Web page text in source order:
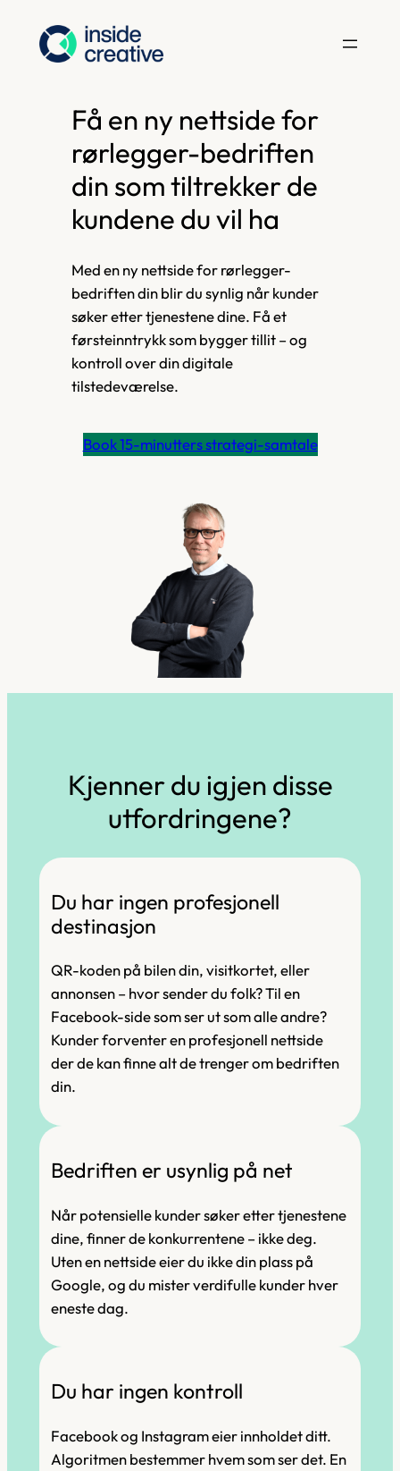
innhold
Få en ny nettside for
rørlegger-bedriften
din som tiltrekker de
kundene du vil ha
Med en ny nettside for rørlegger-
bedriften din blir du synlig når kunder
søker etter tjenestene dine. Få et
førsteinntrykk som bygger tillit – og
kontroll over din digitale
tilstedeværelse.
Book 15-minutters strategi-samtale
Kjenner du igjen disse
utfordringene?
Du har ingen profesjonell
destinasjon
QR-koden på bilen din, visitkortet, eller
annonsen – hvor sender du folk? Til en
Facebook-side som ser ut som alle andre?
Kunder forventer en profesjonell nettside
der de kan finne alt de trenger om bedriften
din.
Bedriften er usynlig på net
Når potensielle kunder søker etter tjenestene
dine, finner de konkurrentene – ikke deg.
Uten en nettside eier du ikke din plass på
Google, og du mister verdifulle kunder hver
eneste dag.
Du har ingen kontroll
Facebook og Instagram eier innholdet ditt.
Algoritmen bestemmer hvem som ser det. En